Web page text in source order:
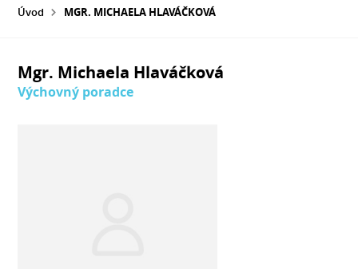
Úvod MGR. MICHAELA HLAVÁČKOVÁ
Mgr. Michaela Hlaváčková
Výchovný poradce